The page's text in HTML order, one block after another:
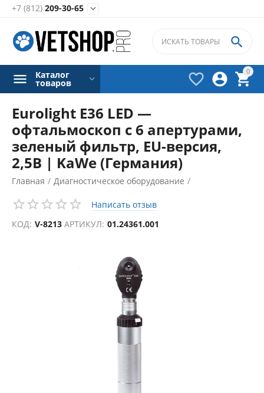
+7 (812) 209-30-65 
0




Каталог
товаров
Eurolight E36 LED —
офтальмоскоп с 6 апертурами,
зеленый фильтр, EU-версия,
2,5В | KaWe (Германия)
Главная / Диагностическое оборудование /
Офтальмоскопы /
Написать отзыв
КОД: V-8213 АРТИКУЛ: 01.24361.001